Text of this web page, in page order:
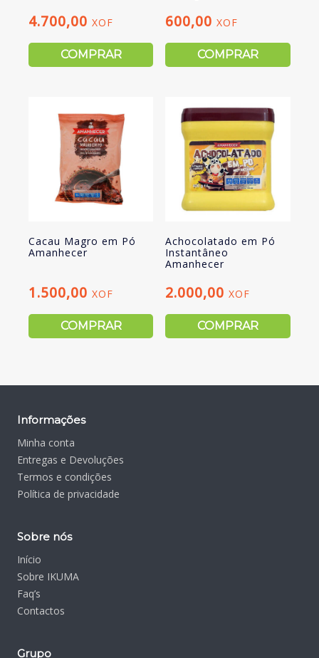
4.700,00 XOF
COMPRAR
600,00XOF
COMPRAR
Cacau Magro em Pó
Amanhecer
1.500,00 XOF
COMPRAR
Achocolatado em Pó
Instantâneo
Amanhecer
2.000,00XOF
COMPRAR
Informações
Minha conta
Entregas e Devoluções
Termos e condições
Política de privacidade
Sobre nós
Início
Sobre IKUMA
Faq’s
Contactos
Grupo